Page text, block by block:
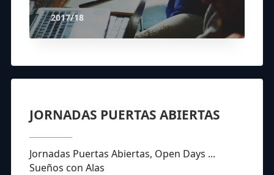
2017/18
JORNADAS PUERTAS ABIERTAS
Jornadas Puertas Abiertas, Open Days ...
Sueños con Alas